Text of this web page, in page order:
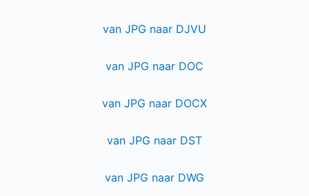
van JPG naar DJVU
van JPG naar DOC
van JPG naar DOCX
van JPG naar DST
van JPG naar DWG